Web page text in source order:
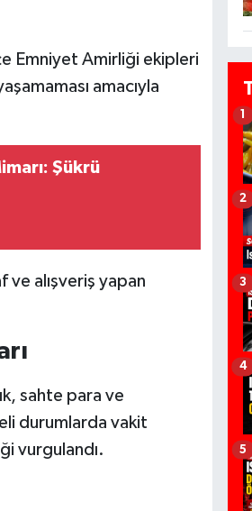
Emniyet Amirliği ekipleri
amacıyla
Şükrü
alışveriş yapan
sahte para ve
durumlarda vakit
vurgulandı.
1
2
3
4
5